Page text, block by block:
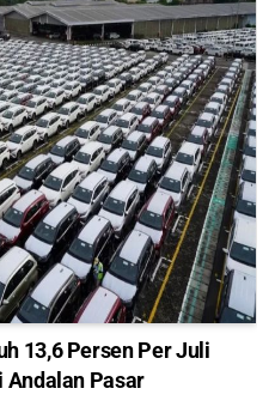
13,6 Persen Per Juli
Andalan Pasar